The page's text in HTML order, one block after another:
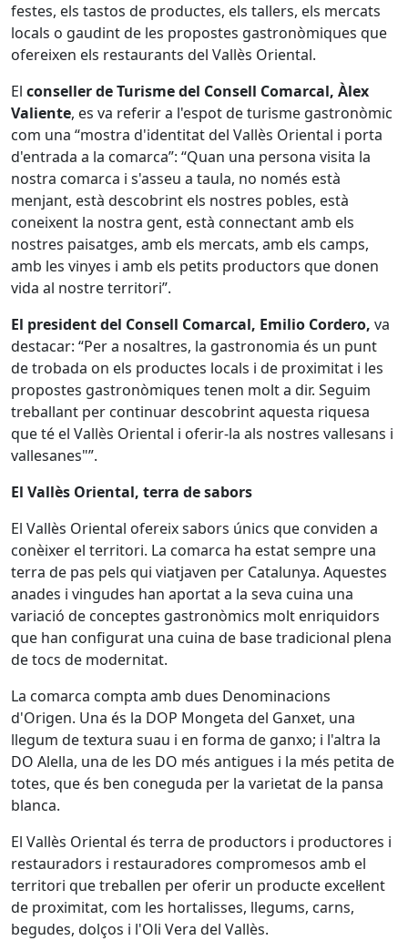
festes, els tastos de productes, els tallers, els mercats
locals o gaudint de les propostes gastronòmiques que
ofereixen els restaurants del Vallès Oriental.
El conseller de Turisme del Consell Comarcal, Àlex
Valiente, es va referir a l'espot de turisme gastronòmic
com una “mostra d'identitat del Vallès Oriental i porta
d'entrada a la comarca”: “Quan una persona visita la
nostra comarca i s'asseu a taula, no només està
menjant, està descobrint els nostres pobles, està
coneixent la nostra gent, està connectant amb els
nostres paisatges, amb els mercats, amb els camps,
amb les vinyes i amb els petits productors que donen
vida al nostre territori”.
El president del Consell Comarcal, Emilio Cordero, va
destacar: “Per a nosaltres, la gastronomia és un punt
de trobada on els productes locals i de proximitat i les
propostes gastronòmiques tenen molt a dir. Seguim
treballant per continuar descobrint aquesta riquesa
que té el Vallès Oriental i oferir-la als nostres vallesans i
vallesanes"”.
El Vallès Oriental, terra de sabors
El Vallès Oriental ofereix sabors únics que conviden a
conèixer el territori. La comarca ha estat sempre una
terra de pas pels qui viatjaven per Catalunya. Aquestes
anades i vingudes han aportat a la seva cuina una
variació de conceptes gastronòmics molt enriquidors
que han configurat una cuina de base tradicional plena
de tocs de modernitat.
La comarca compta amb dues Denominacions
d'Origen. Una és la DOP Mongeta del Ganxet, una
llegum de textura suau i en forma de ganxo; i l'altra la
DO Alella, una de les DO més antigues i la més petita de
totes, que és ben coneguda per la varietat de la pansa
blanca.
El Vallès Oriental és terra de productors i productores i
restauradors i restauradores compromesos amb el
territori que treballen per oferir un producte excel·lent
de proximitat, com les hortalisses, llegums, carns,
begudes, dolços i l'Oli Vera del Vallès.